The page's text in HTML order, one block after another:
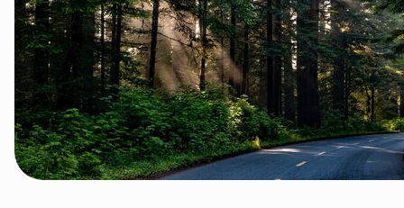
Vaksdal
Voss Naturvernlag